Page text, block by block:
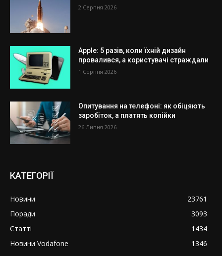
2 Серпня 2026
Apple: 5 разів, коли їхній дизайн
провалився, а користувачі страждали
1 Серпня 2026
Опитування на телефоні: як обіцяють
заробіток, а платять копійки
26 Липня 2026
КАТЕГОРІЇ
Новини
23761
Поради
3093
Статті
1434
Новини Vodafone
1346